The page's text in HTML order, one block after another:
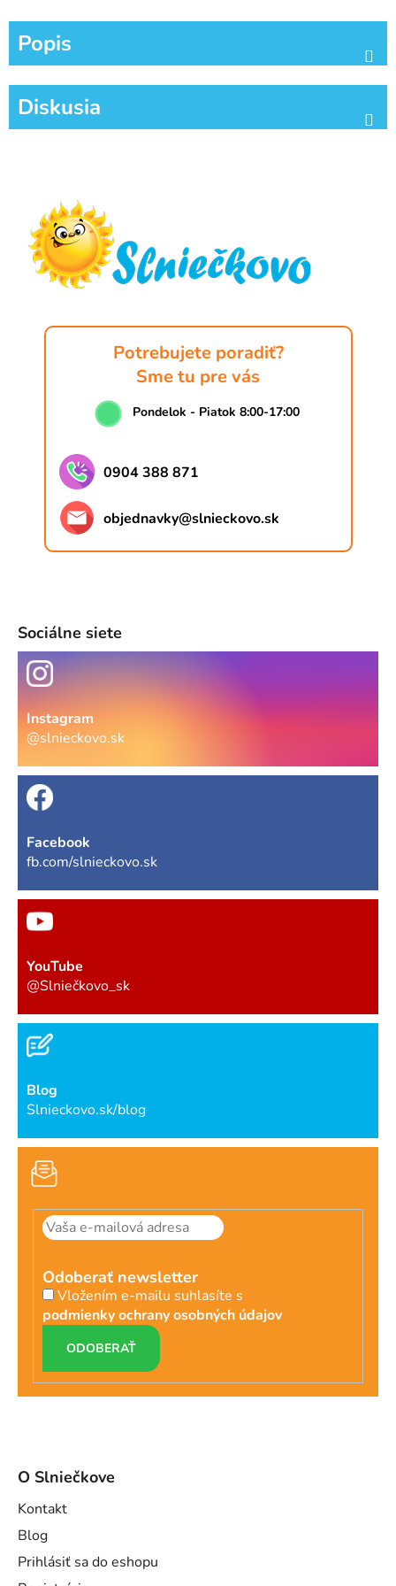
Popis
Diskusia
Potrebujete poradiť?
Sme tu pre vás
Pondelok - Piatok 8:00-17:00
0904 388 871
objednavky@slnieckovo.sk
Sociálne siete
Instagram
@slnieckovo.sk
Facebook
fb.com/slnieckovo.sk
YouTube
@Slniečkovo_sk
Blog
Slnieckovo.sk/blog
Odoberať newsletter
Vložením e-mailu suhlasíte s
podmienky ochrany osobných údajov
PRIHLÁSIŤ
SA
O Slniečkove
Kontakt
Blog
Prihlásiť sa do eshopu